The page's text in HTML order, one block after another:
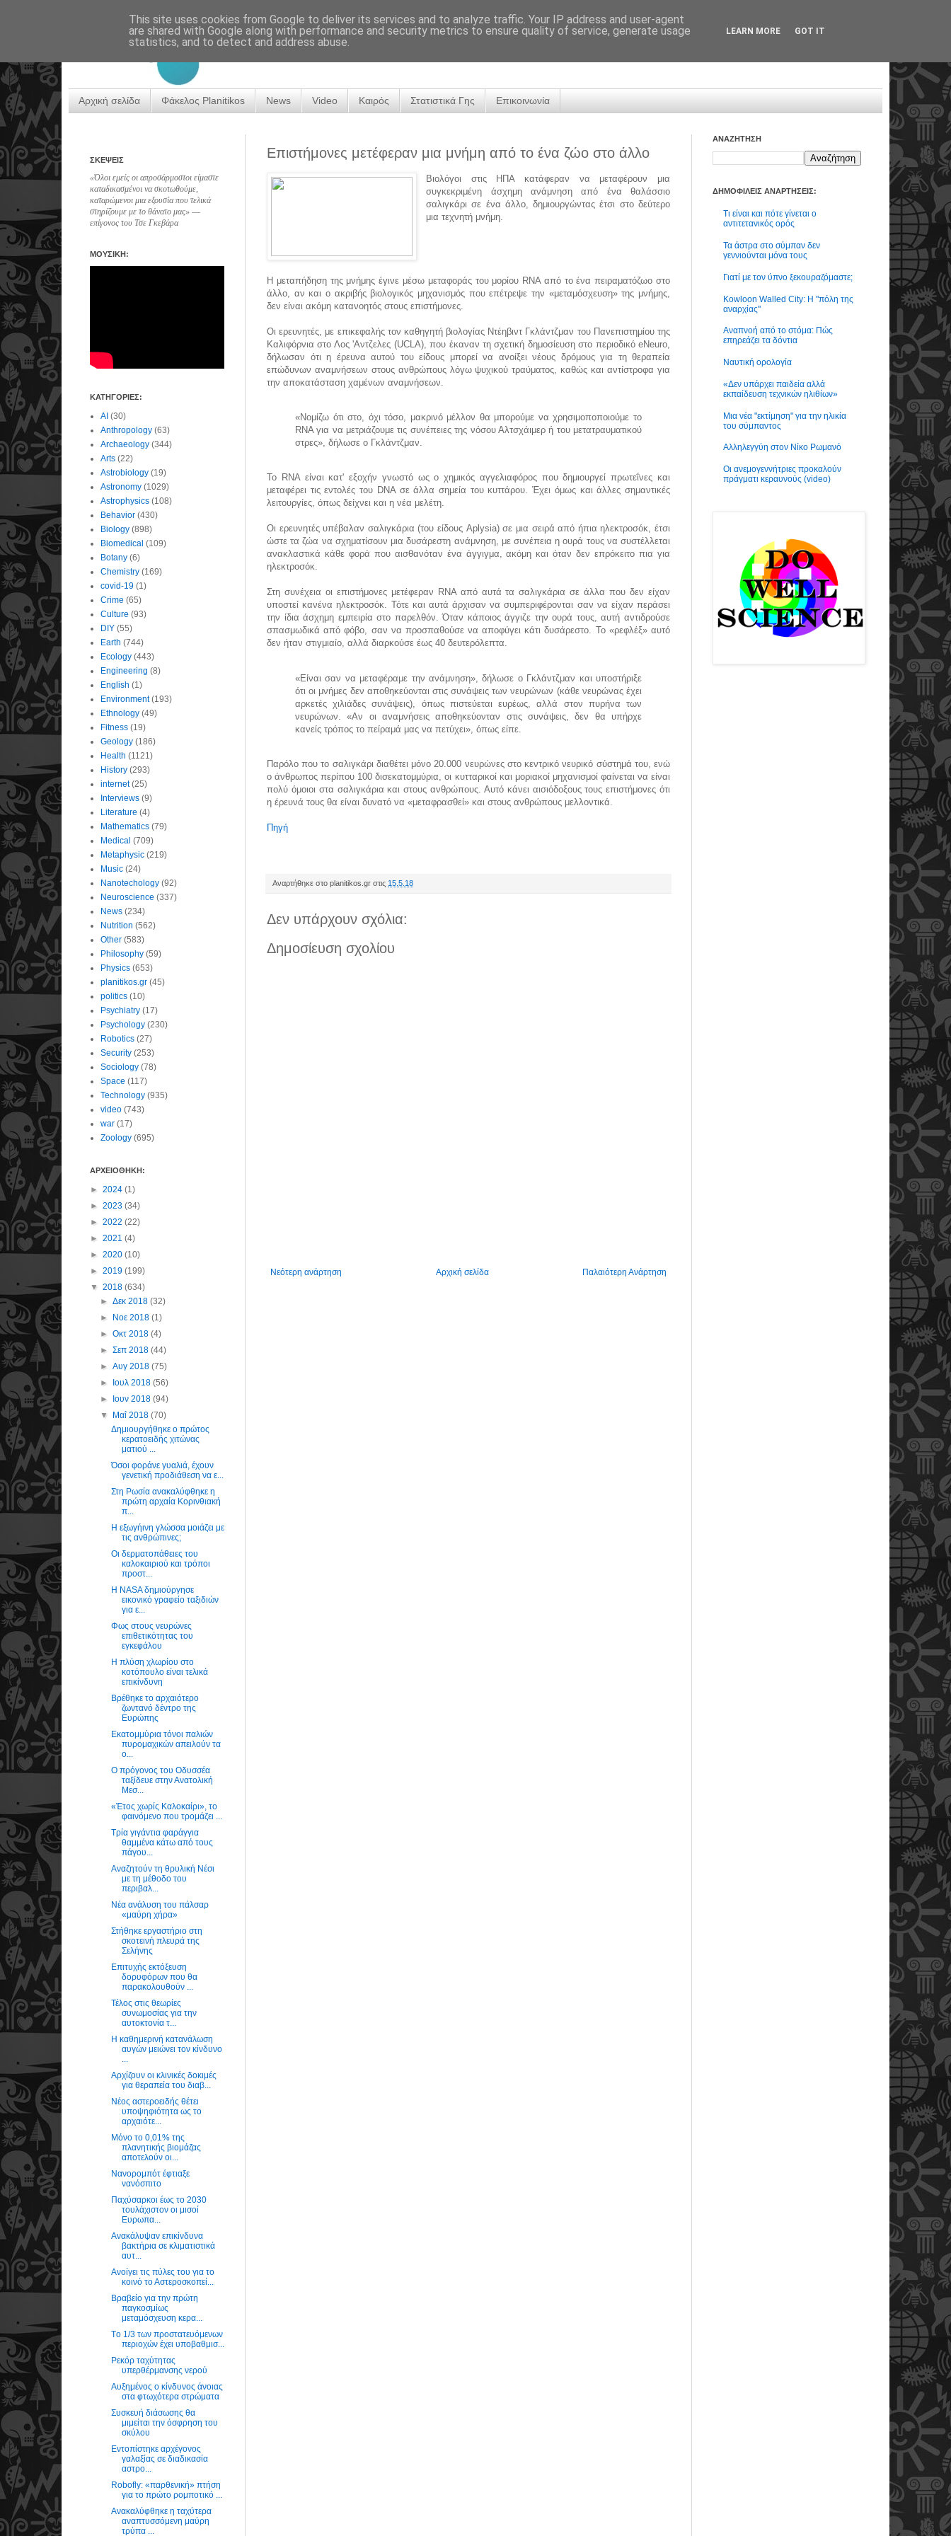
Αρχική σελίδα Φάκελος Planitikos News Video Καιρός Στατιστικά Γης Επικοινωνία
Eπιστήμονες μετέφεραν μια μνήμη από το ένα ζώο στο άλλο
Βιολόγοι στις ΗΠΑ κατάφεραν να μεταφέρουν μια
συγκεκριμένη άσχημη ανάμνηση από ένα θαλάσσιο
σαλιγκάρι σε ένα άλλο, δημιουργώντας έτσι στο δεύτερο
μια τεχνητή μνήμη.
Η μεταπήδηση της μνήμης έγινε μέσω μεταφοράς του μορίου RNA από το ένα πειραματόζωο στο
άλλο, αν και ο ακριβής βιολογικός μηχανισμός που επέτρεψε την «μεταμόσχευση» της μνήμης,
δεν είναι ακόμη κατανοητός στους επιστήμονες.
Οι ερευνητές, με επικεφαλής τον καθηγητή βιολογίας Ντέηβιντ Γκλάντζμαν του Πανεπιστημίου της
Καλιφόρνια στο Λος 'Αντζελες (UCLA), που έκαναν τη σχετική δημοσίευση στο περιοδικό eNeuro,
δήλωσαν ότι η έρευνα αυτού του είδους μπορεί να ανοίξει νέους δρόμους για τη θεραπεία
επώδυνων αναμνήσεων στους ανθρώπους λόγω ψυχικού τραύματος, καθώς και αντίστροφα για
την αποκατάσταση χαμένων αναμνήσεων.
«Νομίζω ότι στο, όχι τόσο, μακρινό μέλλον θα μπορούμε να χρησιμοποποιούμε το
RNA για να μετριάζουμε τις συνέπειες της νόσου Αλτσχάιμερ ή του μετατραυματικού
στρες», δήλωσε ο Γκλάντζμαν.
Το RNA είναι κατ' εξοχήν γνωστό ως ο χημικός αγγελιαφόρος που δημιουργεί πρωτεΐνες και
μεταφέρει τις εντολές του DNA σε άλλα σημεία του κυττάρου. Έχει όμως και άλλες σημαντικές
λειτουργίες, όπως δείχνει και η νέα μελέτη.
Oι ερευνητές υπέβαλαν σαλιγκάρια (του είδους Aplysia) σε μια σειρά από ήπια ηλεκτροσόκ, έτσι
ώστε τα ζώα να σχηματίσουν μια δυσάρεστη ανάμνηση, με συνέπεια η ουρά τους να συστέλλεται
ανακλαστικά κάθε φορά που αισθανόταν ένα άγγιγμα, ακόμη και όταν δεν επρόκειτο πια για
ηλεκτροσόκ.
Στη συνέχεια οι επιστήμονες μετέφεραν RNA από αυτά τα σαλιγκάρια σε άλλα που δεν είχαν
υποστεί κανένα ηλεκτροσόκ. Τότε και αυτά άρχισαν να συμπεριφέρονται σαν να είχαν περάσει
την ίδια άσχημη εμπειρία στο παρελθόν. Όταν κάποιος άγγιζε την ουρά τους, αυτή αντιδρούσε
σπασμωδικά από φόβο, σαν να προσπαθούσε να αποφύγει κάτι δυσάρεστο. Το «ρεφλέξ» αυτό
δεν ήταν στιγμιαίο, αλλά διαρκούσε έως 40 δευτερόλεπτα.
«Είναι σαν να μεταφέραμε την ανάμνηση», δήλωσε ο Γκλάντζμαν και υποστήριξε
ότι οι μνήμες δεν αποθηκεύονται στις συνάψεις των νευρώνων (κάθε νευρώνας έχει
αρκετές χιλιάδες συνάψεις), όπως πιστεύεται ευρέως, αλλά στον πυρήνα των
νευρώνων. «Αν οι αναμνήσεις αποθηκεύονταν στις συνάψεις, δεν θα υπήρχε
κανείς τρόπος το πείραμά μας να πετύχει», όπως είπε.
Παρόλο που το σαλιγκάρι διαθέτει μόνο 20.000 νευρώνες στο κεντρικό νευρικό σύστημά του, ενώ
ο άνθρωπος περίπου 100 δισεκατομμύρια, οι κυτταρικοί και μοριακοί μηχανισμοί φαίνεται να είναι
πολύ όμοιοι στα σαλιγκάρια και στους ανθρώπους. Αυτό κάνει αισιόδοξους τους επιστήμονες ότι
η έρευνά τους θα είναι δυνατό να «μεταφρασθεί» και στους ανθρώπους μελλοντικά.
Πηγή
Αναρτήθηκε στο planitikos.gr στις 15.5.18
Δεν υπάρχουν σχόλια:
Δημοσίευση σχολίου
Νεότερη ανάρτηση Παλαιότερη Ανάρτηση
Αρχική σελίδα
ΣΚΕΨΕΙΣ
«Όλοι εμείς οι απροσάρμοστοι είμαστε
καταδικασμένοι να σκοτωθούμε,
καταρώμενοι μια εξουσία που τελικά
στηρίζουμε με το θάνατο μας» ―
επίγονος του Τσε Γκεβάρα
ΜΟΥΣΙΚΗ:
ΚΑΤΗΓΟΡΙΕΣ:
AI (30)
Anthropology (63)
Archaeology (344)
Arts (22)
Astrobiology (19)
Astronomy (1029)
Astrophysics (108)
Behavior (430)
Biology (898)
Biomedical (109)
Botany (6)
Chemistry (169)
covid-19 (1)
Crime (65)
Culture (93)
DIY (55)
Earth (744)
Ecology (443)
Engineering (8)
English (1)
Environment (193)
Ethnology (49)
Fitness (19)
Geology (186)
Health (1121)
History (293)
internet (25)
Interviews (9)
Literature (4)
Mathematics (79)
Medical (709)
Metaphysic (219)
Music (24)
Nanotechology (92)
Neuroscience (337)
News (234)
Nutrition (562)
Other (583)
Philosophy (59)
Physics (653)
planitikos.gr (45)
politics (10)
Psychiatry (17)
Psychology (230)
Robotics (27)
Security (253)
Sociology (78)
Space (117)
Technology (935)
video (743)
war (17)
Zoology (695)
ΑΡΧΕΙΟΘΗΚΗ:
► 2024 (1)
► 2023 (34)
► 2022 (22)
► 2021 (4)
► 2020 (10)
► 2019 (199)
▼ 2018 (634)
►Δεκ 2018(32)
► Νοε 2018(1)
►Οκτ 2018(4)
►Σεπ 2018(44)
►Αυγ 2018(75)
► Ιουλ 2018(56)
► Ιουν 2018(94)
▼ Μαΐ 2018(70)
Δημιουργήθηκε ο πρώτος
κερατοειδής χιτώνας
ματιού ...
Όσοι φοράνε γυαλιά, έχουν
γενετική προδιάθεση να ε...
Στη Ρωσία ανακαλύφθηκε η
πρώτη αρχαία Κορινθιακή
π...
Η εξωγήινη γλώσσα μοιάζει με
τις ανθρώπινες;
Οι δερματοπάθειες του
καλοκαιριού και τρόποι
προστ...
Η NASA δημιούργησε
εικονικό γραφείο ταξιδιών
για ε...
Φως στους νευρώνες
επιθετικότητας του
εγκεφάλου
Η πλύση χλωρίου στο
κοτόπουλο είναι τελικά
επικίνδυνη
Βρέθηκε το αρχαιότερο
ζωντανό δέντρο της
Ευρώπης
Εκατομμύρια τόνοι παλιών
πυρομαχικών απειλούν τα
ο...
Ο πρόγονος του Οδυσσέα
ταξίδευε στην Ανατολική
Μεσ...
«Έτος χωρίς Καλοκαίρι», το
φαινόμενο που τρομάζει ...
Τρία γιγάντια φαράγγια
θαμμένα κάτω από τους
πάγου...
Αναζητούν τη θρυλική Νέσι
με τη μέθοδο του
περιβαλ...
Νέα ανάλυση του πάλσαρ
«μαύρη χήρα»
Στήθηκε εργαστήριο στη
σκοτεινή πλευρά της
Σελήνης
Επιτυχής εκτόξευση
δορυφόρων που θα
παρακολουθούν ...
Τέλος στις θεωρίες
συνωμοσίας για την
αυτοκτονία τ...
Η καθημερινή κατανάλωση
αυγών μειώνει τον κίνδυνο
Αρχίζουν οι κλινικές δοκιμές
για θεραπεία του διαβ...
Νέος αστεροειδής θέτει
υποψηφιότητα ως το
αρχαιότε...
Μόνο το 0,01% της
πλανητικής βιομάζας
αποτελούν οι...
Νανορομπότ έφτιαξε
νανόσπιτο
Παχύσαρκοι έως το 2030
τουλάχιστον οι μισοί
Ευρωπα...
Ανακάλυψαν επικίνδυνα
βακτήρια σε κλιματιστικά
αυτ...
Ανοίγει τις πύλες του για το
κοινό το Αστεροσκοπεί...
Βραβείο για την πρώτη
παγκοσμίως
μεταμόσχευση κερα...
Tο 1/3 των προστατευόμενων
περιοχών έχει υποβαθμισ...
Ρεκόρ ταχύτητας
υπερθέρμανσης νερού
Αυξημένος ο κίνδυνος άνοιας
στα φτωχότερα στρώματα
Συσκευή διάσωσης θα
μιμείται την όσφρηση του
σκύλου
Εντοπίστηκε αρχέγονος
γαλαξίας σε διαδικασία
αστρο...
Robofly: «παρθενική» πτήση
για το πρώτο ρομποτικό ...
Ανακαλύφθηκε η ταχύτερα
αναπτυσσόμενη μαύρη
τρύπα ...
ΑΝΑΖΗΤΗΣΗ
ΔΗΜΟΦΙΛΕΙΣ ΑΝΑΡΤΗΣΕΙΣ:
Τι είναι και πότε γίνεται ο
αντιτετανικός ορός
Τα άστρα στο σύμπαν δεν
γεννιούνται μόνα τους
Γιατί με τον ύπνο ξεκουραζόμαστε;
Kowloon Walled City: Η "πόλη της
αναρχίας"
Αναπνοή από το στόμα: Πώς
επηρεάζει τα δόντια
Ναυτική ορολογία
«Δεν υπάρχει παιδεία αλλά
εκπαίδευση τεχνικών ηλιθίων»
Μια νέα "εκτίμηση" για την ηλικία
του σύμπαντος
Αλληλεγγύη στον Νίκο Ρωμανό
Οι ανεμογεννήτριες προκαλούν
πράγματι κεραυνούς (video)
This site uses cookies from Google to deliver its services and to analyze traffic. Your IP address and user-agent
are shared with Google along with performance and security metrics to ensure quality of service, generate usage
statistics, and to detect and address abuse.
LEARN MORE GOT IT